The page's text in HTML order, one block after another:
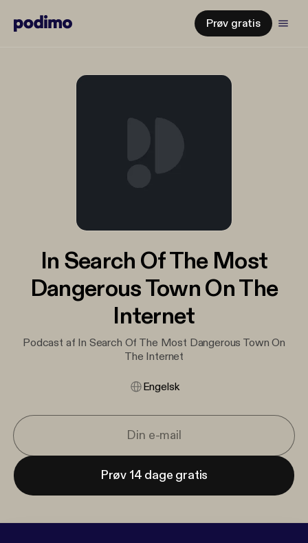
Prøv gratis
In Search Of The Most
Dangerous Town On The
Internet
Podcast af In Search Of The Most Dangerous Town On
The Internet
Engelsk
Prøv 14 dage gratis